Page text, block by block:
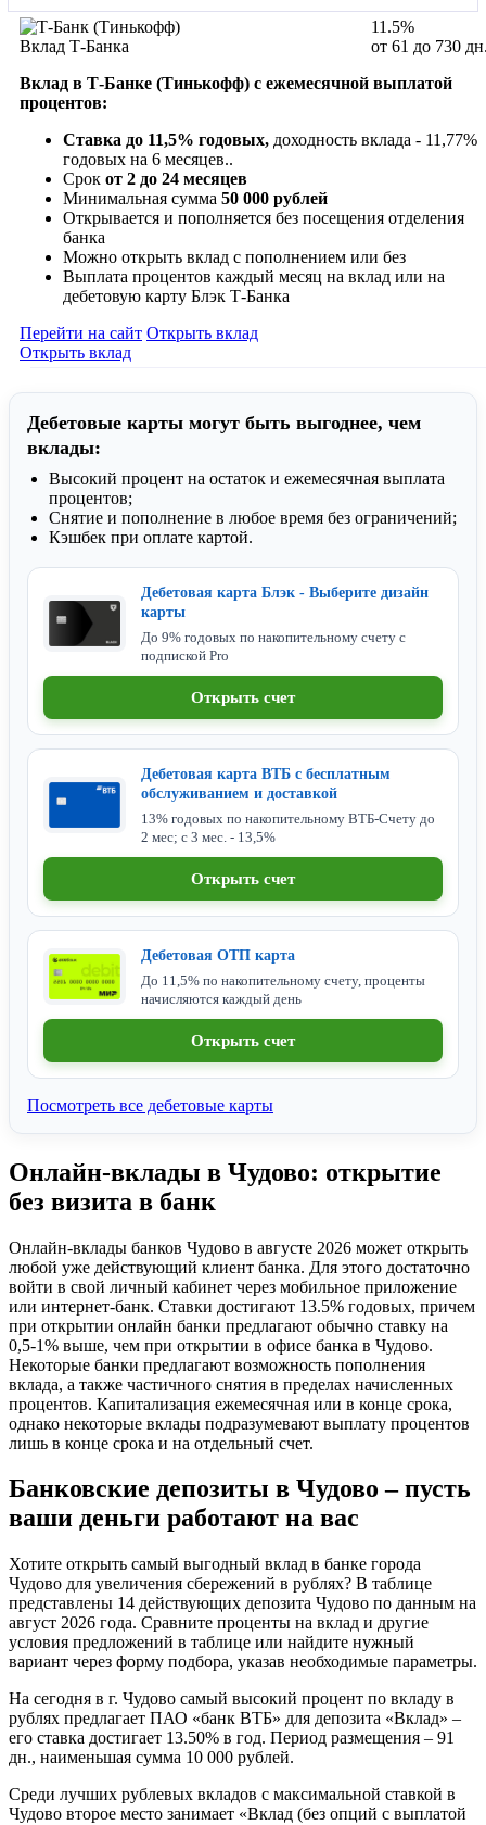
Вклад Т-Банка
11.5%
от 61 до 730
Вклад в Т-Банке (Тинькофф) с ежемесячной выплатой
процентов:
Ставка до 11,5% годовых, доходность вклада - 11,77%
годовых на 6 месяцев..
Срок от 2 до 24 месяцев
Минимальная сумма 50 000 рублей
Открывается и пополняется без посещения отделения
банка
Можно открыть вклад с пополнением или без
Выплата процентов каждый месяц на вклад или на
дебетовую карту Блэк Т-Банка
Перейти на сайт Открыть вклад
Открыть вклад
Дебетовые карты могут быть выгоднее, чем
вклады:
Высокий процент на остаток и ежемесячная выплата
процентов;
Снятие и пополнение в любое время без ограничений;
Кэшбек при оплате картой.
Дебетовая карта Блэк - Выберите дизайн
карты
До 9% годовых по накопительному счету с
подпиской Pro
Открыть счет
Дебетовая карта ВТБ с бесплатным
обслуживанием и доставкой
13% годовых по накопительному ВТБ-Счету до
2 мес; с 3 мес. - 13,5%
Открыть счет
Дебетовая ОТП карта
До 11,5% по накопительному счету, проценты
начисляются каждый день
Открыть счет
Посмотреть все дебетовые карты
Онлайн-вклады в Чудово: открытие
без визита в банк
Онлайн-вклады банков Чудово в августе 2026 может открыть
любой уже действующий клиент банка. Для этого достаточно
войти в свой личный кабинет через мобильное приложение
или интернет-банк. Ставки достигают 13.5% годовых, причем
при открытии онлайн банки предлагают обычно ставку на
0,5-1% выше, чем при открытии в офисе банка в Чудово.
Некоторые банки предлагают возможность пополнения
вклада, а также частичного снятия в пределах начисленных
процентов. Капитализация ежемесячная или в конце срока,
однако некоторые вклады подразумевают выплату процентов
лишь в конце срока и на отдельный счет.
Банковские депозиты в Чудово – пусть
ваши деньги работают на вас
Хотите открыть самый выгодный вклад в банке города
Чудово для увеличения сбережений в рублях? В таблице
представлены 14 действующих депозита Чудово по данным на
август 2026 года. Сравните проценты на вклад и другие
условия предложений в таблице или найдите нужный
вариант через форму подбора, указав необходимые параметры.
На сегодня в г. Чудово самый высокий процент по вкладу в
рублях предлагает ПАО «банк ВТБ» для депозита «Вклад» –
его ставка достигает 13.50% в год. Период размещения – 91
дн., наименьшая сумма 10 000 рублей.
Среди лучших рублевых вкладов с максимальной ставкой в
Чудово второе место занимает «Вклад (без опций с выплатой